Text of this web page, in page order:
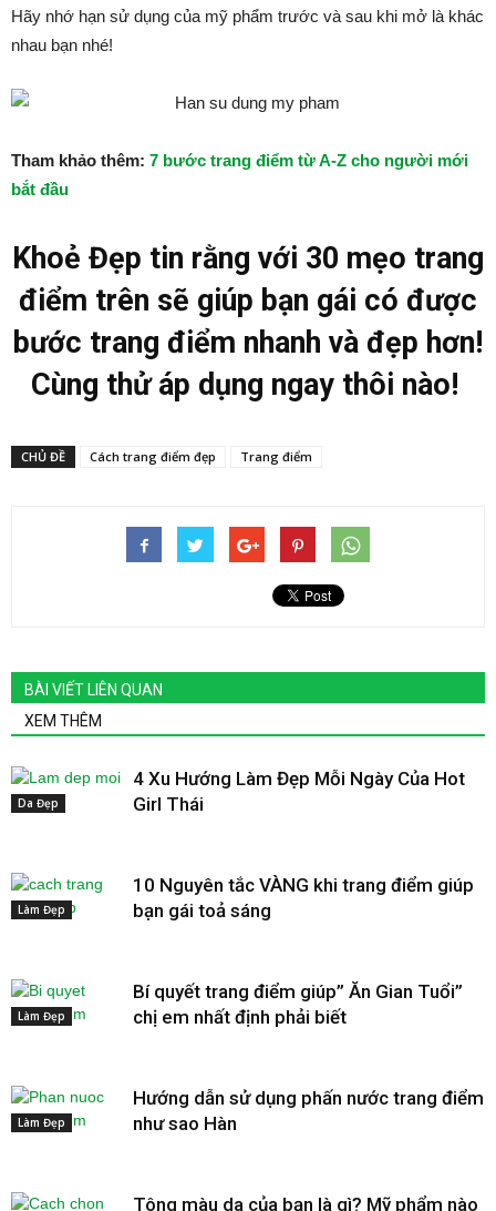
Hãy nhớ hạn sử dụng của mỹ phẩm trước và sau khi mở là khác
nhau bạn nhé!
Tham khảo thêm: 7 bước trang điểm từ A-Z cho người mới
bắt đầu
Khoẻ Đẹp tin rằng với 30 mẹo trang
điểm trên sẽ giúp bạn gái có được
bước trang điểm nhanh và đẹp hơn!
Cùng thử áp dụng ngay thôi nào!
CHỦ ĐỀ Cách trang điểm đẹp Trang điểm
BÀI VIẾT LIÊN QUAN
XEM THÊM
Da Đẹp
4 Xu Hướng Làm Đẹp Mỗi Ngày Của Hot
Girl Thái
Làm Đẹp
10 Nguyên tắc VÀNG khi trang điểm giúp
bạn gái toả sáng
Làm Đẹp
Bí quyết trang điểm giúp” Ăn Gian Tuổi”
chị em nhất định phải biết
Làm Đẹp
Hướng dẫn sử dụng phấn nước trang điểm
như sao Hàn
Tông màu da của bạn là gì? Mỹ phẩm nào